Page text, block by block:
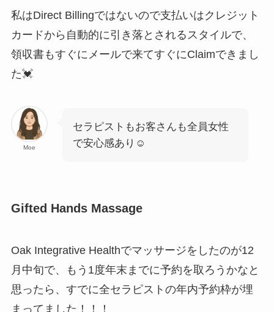
私はDirect Billingではないので支払いはクレジット
カードから自動的に引き落とされるスタイルで、
領収書もすぐにメールで来てすぐにClaimできまし
た💓
Moe
セラピストもお客さんも全員女性
で安心感あり☺️
Gifted Hands Massage
Oak Integrative Healthでマッサージをしたのが12
月中旬で、もう1度年末までに予約を取ろうかなと
思ったら、すでに全セラピストの年内予約枠が埋
まってました！！！